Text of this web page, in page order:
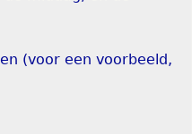
(voor een voorbeeld,